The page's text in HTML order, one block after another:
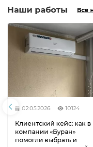
Наши работы Все
02.05.2026 10124
Клиентский кейс: как в
компании «Буран»
помогли выбрать и